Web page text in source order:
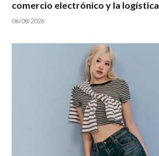
comercio electrónico y la logística
06/08/2026